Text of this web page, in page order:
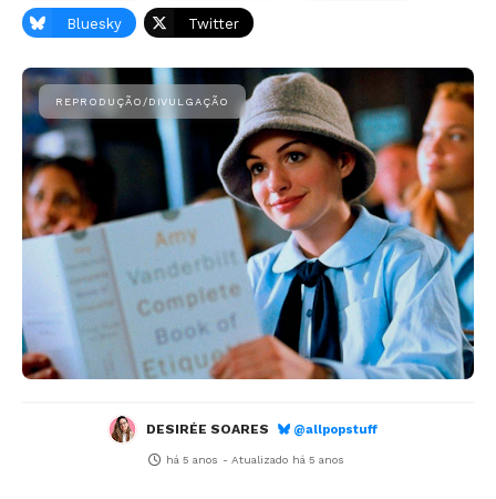
Bluesky Twitter
DESIRÉE SOARES @allpopstuff
há 5 anos - Atualizado há 5 anos